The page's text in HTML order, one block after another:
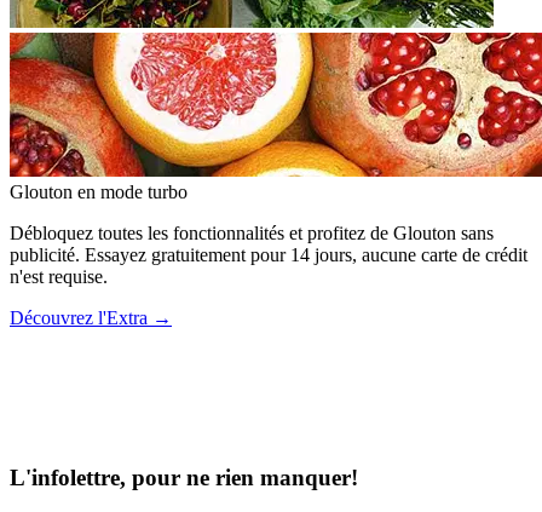
Glouton en mode turbo
Débloquez toutes les fonctionnalités et profitez de Glouton sans
publicité. Essayez gratuitement pour 14 jours, aucune carte de crédit
n'est requise.
Découvrez l'Extra →
L'infolettre, pour ne rien manquer!